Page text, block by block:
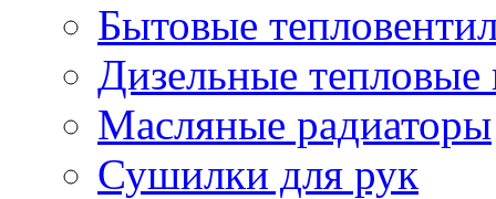
Бытовые
Дизельные
Масляные радиаторы
Сушилки для рук